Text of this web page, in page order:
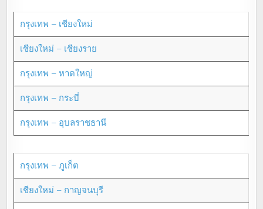
กรุงเทพ – เชียงใหม่
เชียงใหม่ – เชียงราย
กรุงเทพ – หาดใหญ่
กรุงเทพ – กระบี่
กรุงเทพ – อุบลราชธานี
กรุงเทพ – ภูเก็ต
เชียงใหม่ – กาญจนบุรี